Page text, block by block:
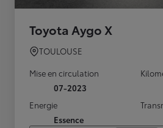
Toyota Aygo X
TOULOUSE
Mise en circulation
07-2023
Energie
Essence